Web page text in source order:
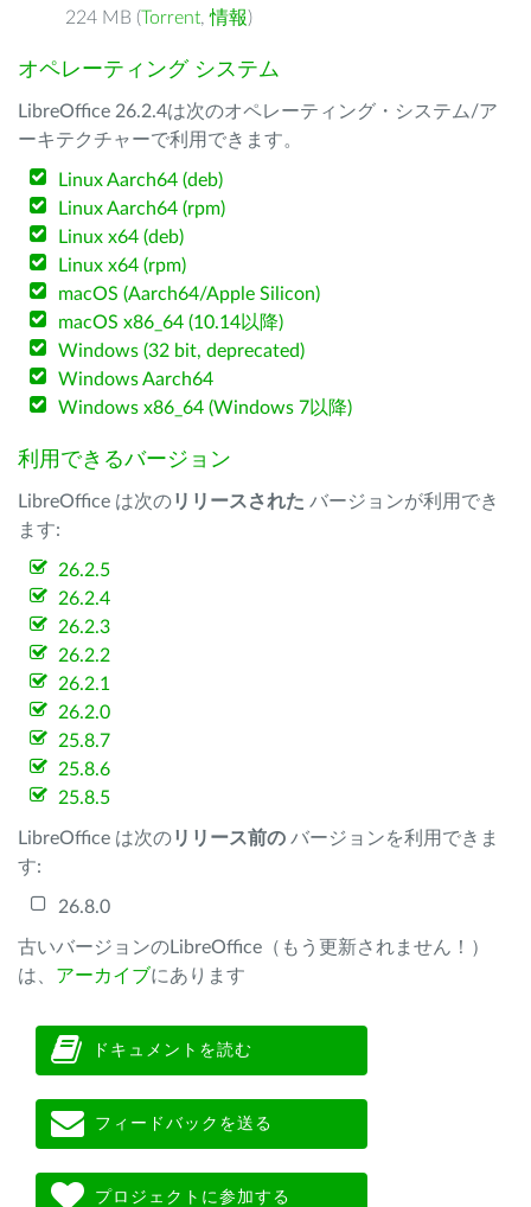
224 MB (Torrent,情報)
オペレーティング システム
LibreOffice 26.2.4は次のオペレーティング・システム/ア
ーキテクチャーで利用できます。
Linux Aarch64 (deb)
Linux Aarch64 (rpm)
Linux x64 (deb)
Linux x64 (rpm)
macOS (Aarch64/Apple Silicon)
macOS x86_64 (10.14以降)
Windows (32 bit, deprecated)
Windows Aarch64
Windows x86_64 (Windows 7以降)
利用できるバージョン
LibreOffice は次のリリースされた バージョンが利用でき
ます:
26.2.5
26.2.4
26.2.3
26.2.2
26.2.1
26.2.0
25.8.7
25.8.6
25.8.5
LibreOffice は次のリリース前の バージョンを利用できま
す:
26.8.0
古いバージョンのLibreOffice（もう更新されません！）
は、 アーカイブにあります
ドキュメントを読む
フィードバックを送る
プロジェクトに参加する